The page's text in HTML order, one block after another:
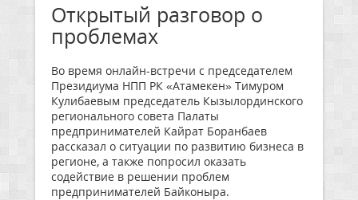
Открытый разговор о
проблемах
Во время онлайн-встречи с председателем
Президиума НПП РК «Атамекен» Тимуром
Кулибаевым председатель Кызылординского
регионального совета Палаты
предпринимателей Кайрат Боранбаев
рассказал о ситуации по развитию бизнеса в
регионе, а также попросил оказать
содействие в решении проблем
предпринимателей Байконыра.